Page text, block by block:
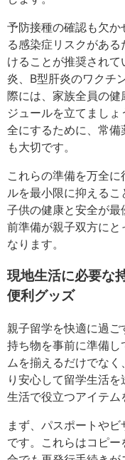
予防接種の確認も欠
る感染症リスクがあ
けることが推奨され
炎、B型肝炎のワクチ
際には、家族全員の
ジュールを立てまし
全にするために、常備
も大切です。
これらの準備を万全
ルを最小限に抑えるこ
子供の健康と安全が
前準備が親子双方にと
なります。
現地生活に必要な
便利グッズ
親子留学を快適に過
持ち物を事前に準備
ムを揃えるだけでな
り安心して留学生活
生活で役立つアイテム
まず、パスポートや
です。これらはコピ